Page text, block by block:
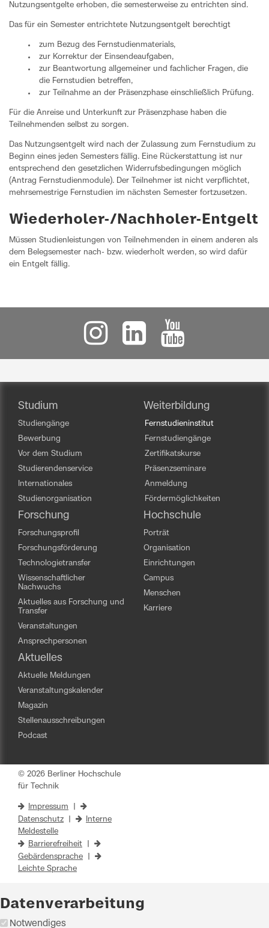
Nutzungsentgelte erhoben, die semesterweise zu entrichten sind.
Das für ein Semester entrichtete Nutzungsentgelt berechtigt
zum Bezug des Fernstudienmaterials,
zur Korrektur der Einsendeaufgaben,
zur Beantwortung allgemeiner und fachlicher Fragen, die
die Fernstudien betreffen,
zur Teilnahme an der Präsenzphase einschließlich Prüfung.
Für die Anreise und Unterkunft zur Präsenzphase haben die
Teilnehmenden selbst zu sorgen.
Das Nutzungsentgelt wird nach der Zulassung zum Fernstudium zu
Beginn eines jeden Semesters fällig. Eine Rückerstattung ist nur
entsprechend den gesetzlichen Widerrufsbedingungen möglich
(Antrag Fernstudienmodule). Der Teilnehmer ist nicht verpflichtet,
mehrsemestrige Fernstudien im nächsten Semester fortzusetzen.
Wiederholer-/Nachholer-Entgelt
Müssen Studienleistungen von Teilnehmenden in einem anderen als
dem Belegsemester nach- bzw. wiederholt werden, so wird dafür
ein Entgelt fällig.
Studium
Studiengänge
Bewerbung
Vor dem Studium
Studierendenservice
Internationales
Studienorganisation
Weiterbildung
Fernstudieninstitut
Fernstudiengänge
Zertifikatskurse
Präsenzseminare
Anmeldung
Fördermöglichkeiten
Forschung
Forschungsprofil
Forschungsförderung
Technologietransfer
Wissenschaftlicher
Nachwuchs
Aktuelles aus Forschung und
Transfer
Veranstaltungen
Ansprechpersonen
Hochschule
Porträt
Organisation
Einrichtungen
Campus
Menschen
Karriere
Aktuelles
Aktuelle Meldungen
Veranstaltungskalender
Magazin
Stellenausschreibungen
Podcast
© 2026 Berliner Hochschule
für Technik
Impressum
Datenschutz
Interne
Meldestelle
Barrierefreiheit
Gebärdensprache
Leichte Sprache
Datenverarbeitung
Notwendiges